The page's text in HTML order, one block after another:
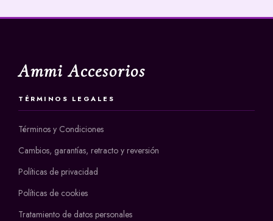
Ammi Accesorios
TÉRMINOS LEGALES
Términos y Condiciones
Cambios, garantías, retracto y reversión
Políticas de privacidad
Políticas de cookies
Tratamiento de datos personales